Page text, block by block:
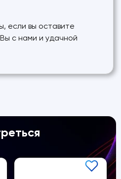
если вы оставите
с нами и удачной